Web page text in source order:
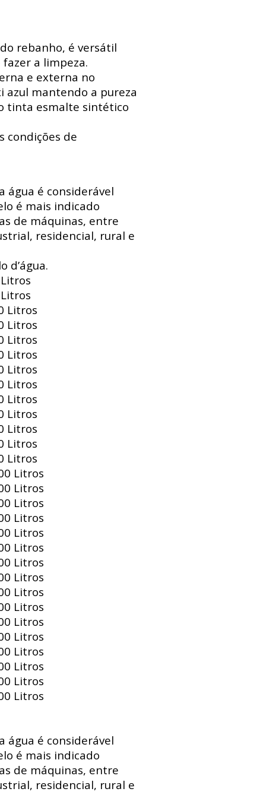
rebanho, é versátil
a limpeza.
e externa no
azul mantendo a pureza
tinta esmalte sintético
condições de
água é considerável
é mais indicado
de máquinas, entre
residencial, rural e
d’água.
Litros
Litros
Litros
Litros
Litros
Litros
Litros
Litros
Litros
Litros
Litros
Litros
Litros
Litros
Litros
Litros
Litros
Litros
Litros
Litros
Litros
Litros
Litros
Litros
Litros
Litros
Litros
água é considerável
é mais indicado
de máquinas, entre
residencial, rural e